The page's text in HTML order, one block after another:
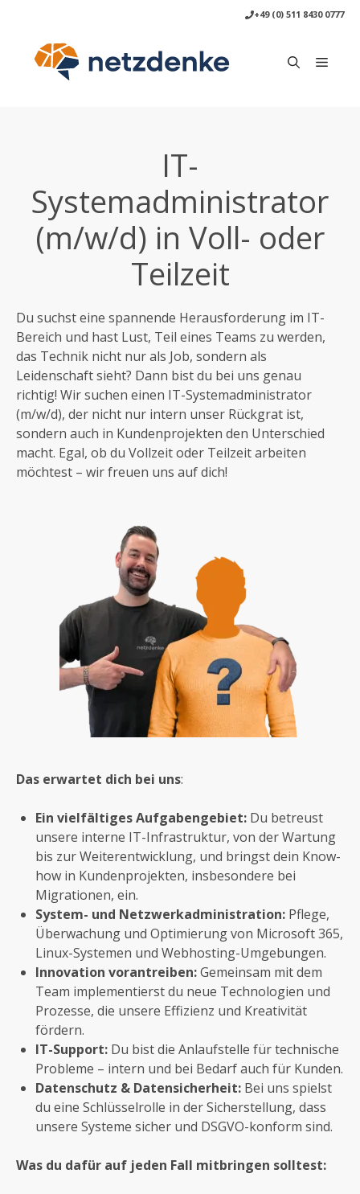
springen
+49 (0) 511 8430 0777
Menü
IT-
Systemadministrator
(m/w/d) in Voll- oder
Teilzeit
Du suchst eine spannende Herausforderung im IT-
Bereich und hast Lust, Teil eines Teams zu werden,
das Technik nicht nur als Job, sondern als
Leidenschaft sieht? Dann bist du bei uns genau
richtig! Wir suchen einen IT-Systemadministrator
(m/w/d), der nicht nur intern unser Rückgrat ist,
sondern auch in Kundenprojekten den Unterschied
macht. Egal, ob du Vollzeit oder Teilzeit arbeiten
möchtest – wir freuen uns auf dich!
Das erwartet dich bei uns:
Ein vielfältiges Aufgabengebiet: Du betreust
unsere interne IT-Infrastruktur, von der Wartung
bis zur Weiterentwicklung, und bringst dein Know-
how in Kundenprojekten, insbesondere bei
Migrationen, ein.
System- und Netzwerkadministration: Pflege,
Überwachung und Optimierung von Microsoft 365,
Linux-Systemen und Webhosting-Umgebungen.
Innovation vorantreiben:Gemeinsam mit dem
Team implementierst du neue Technologien und
Prozesse, die unsere Effizienz und Kreativität
fördern.
IT-Support: Du bist die Anlaufstelle für technische
Probleme – intern und bei Bedarf auch für Kunden.
Datenschutz & Datensicherheit: Bei uns spielst
du eine Schlüsselrolle in der Sicherstellung, dass
unsere Systeme sicher und DSGVO-konform sind.
Was du dafür auf jeden Fall mitbringen solltest: